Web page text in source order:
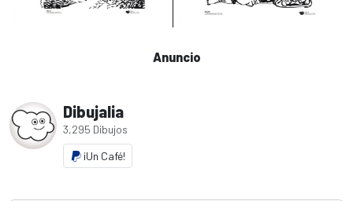
Anuncio
Dibujalia
3,295 Dibujos
¡Un Café!